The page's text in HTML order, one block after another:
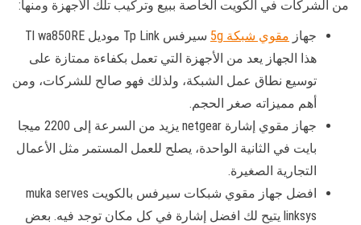
من الشركات في الكويت الخاصة ببيع وتركيب تلك الأجهزة ومنها:
جهاز مقوي شبكة 5g
سيرفس Tp Link موديل Tl wa850RE
هذا الجهاز يعد من الأجهزة التي تعمل بكفاءة ممتازة على
توسيع نطاق عمل الشبكة، ولذلك فهو صالح للشركات، ومن
أهم مميزاته صغر الحجم.
جهاز مقوي إشارة netgear يزيد من السرعة إلى 2200 ميجا
بايت في الثانية الواحدة، يصلح للعمل المستمر مثل الأعمال
التجارية الصغيرة.
افضل جهاز مقوي شبكات سيرفس بالكويت muka serves
linksys يتيح لك افضل إشارة في كل مكان توجد فيه. بعض